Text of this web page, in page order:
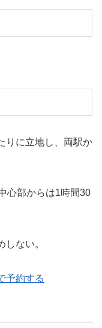
りに立地し、両駅か
心部からは1時間30
ない。
予約する